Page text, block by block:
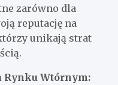
zarówno dla
reputację na
unikają strat
Rynku Wtórnym: